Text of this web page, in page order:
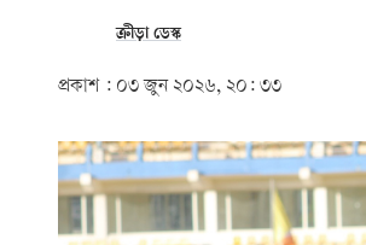
ক্রীড়া ডেস্ক
প্রকাশ : ০৩ জুন ২০২৬, ২০: ৩৩